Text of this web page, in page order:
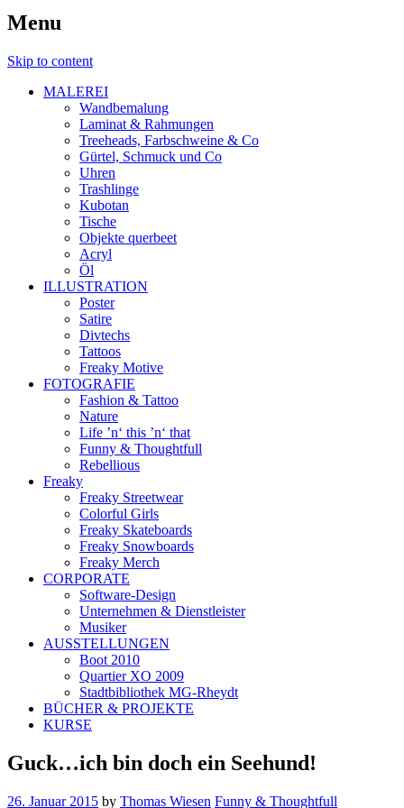
Menu
Skip to content
MALEREI
Wandbemalung
Laminat & Rahmungen
Treeheads, Farbschweine & Co
Gürtel, Schmuck und Co
Uhren
Trashlinge
Kubotan
Tische
Objekte querbeet
Acryl
Öl
ILLUSTRATION
Poster
Satire
Divtechs
Tattoos
Freaky Motive
FOTOGRAFIE
Fashion & Tattoo
Nature
Life ’n‘ this ’n‘ that
Funny & Thoughtfull
Rebellious
Freaky
Freaky Streetwear
Colorful Girls
Freaky Skateboards
Freaky Snowboards
Freaky Merch
CORPORATE
Software-Design
Unternehmen & Dienstleister
Musiker
AUSSTELLUNGEN
Boot 2010
Quartier XO 2009
Stadtbibliothek MG-Rheydt
BÜCHER & PROJEKTE
KURSE
Guck…ich bin doch ein Seehund!
26. Januar 2015 by Thomas Wiesen Funny & Thoughtfull